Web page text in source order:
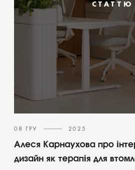
СТАТТЮ
08 ГРУ 2025
Алеся Карнаухова про
дизайн як терапія для